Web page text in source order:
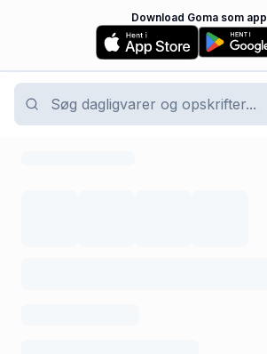
Download Goma som app